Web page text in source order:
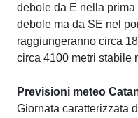
debole da E nella
debole ma da SE nel
raggiungeranno circa
circa 4100 metri stabile
Previsioni meteo
Giornata caratterizzata